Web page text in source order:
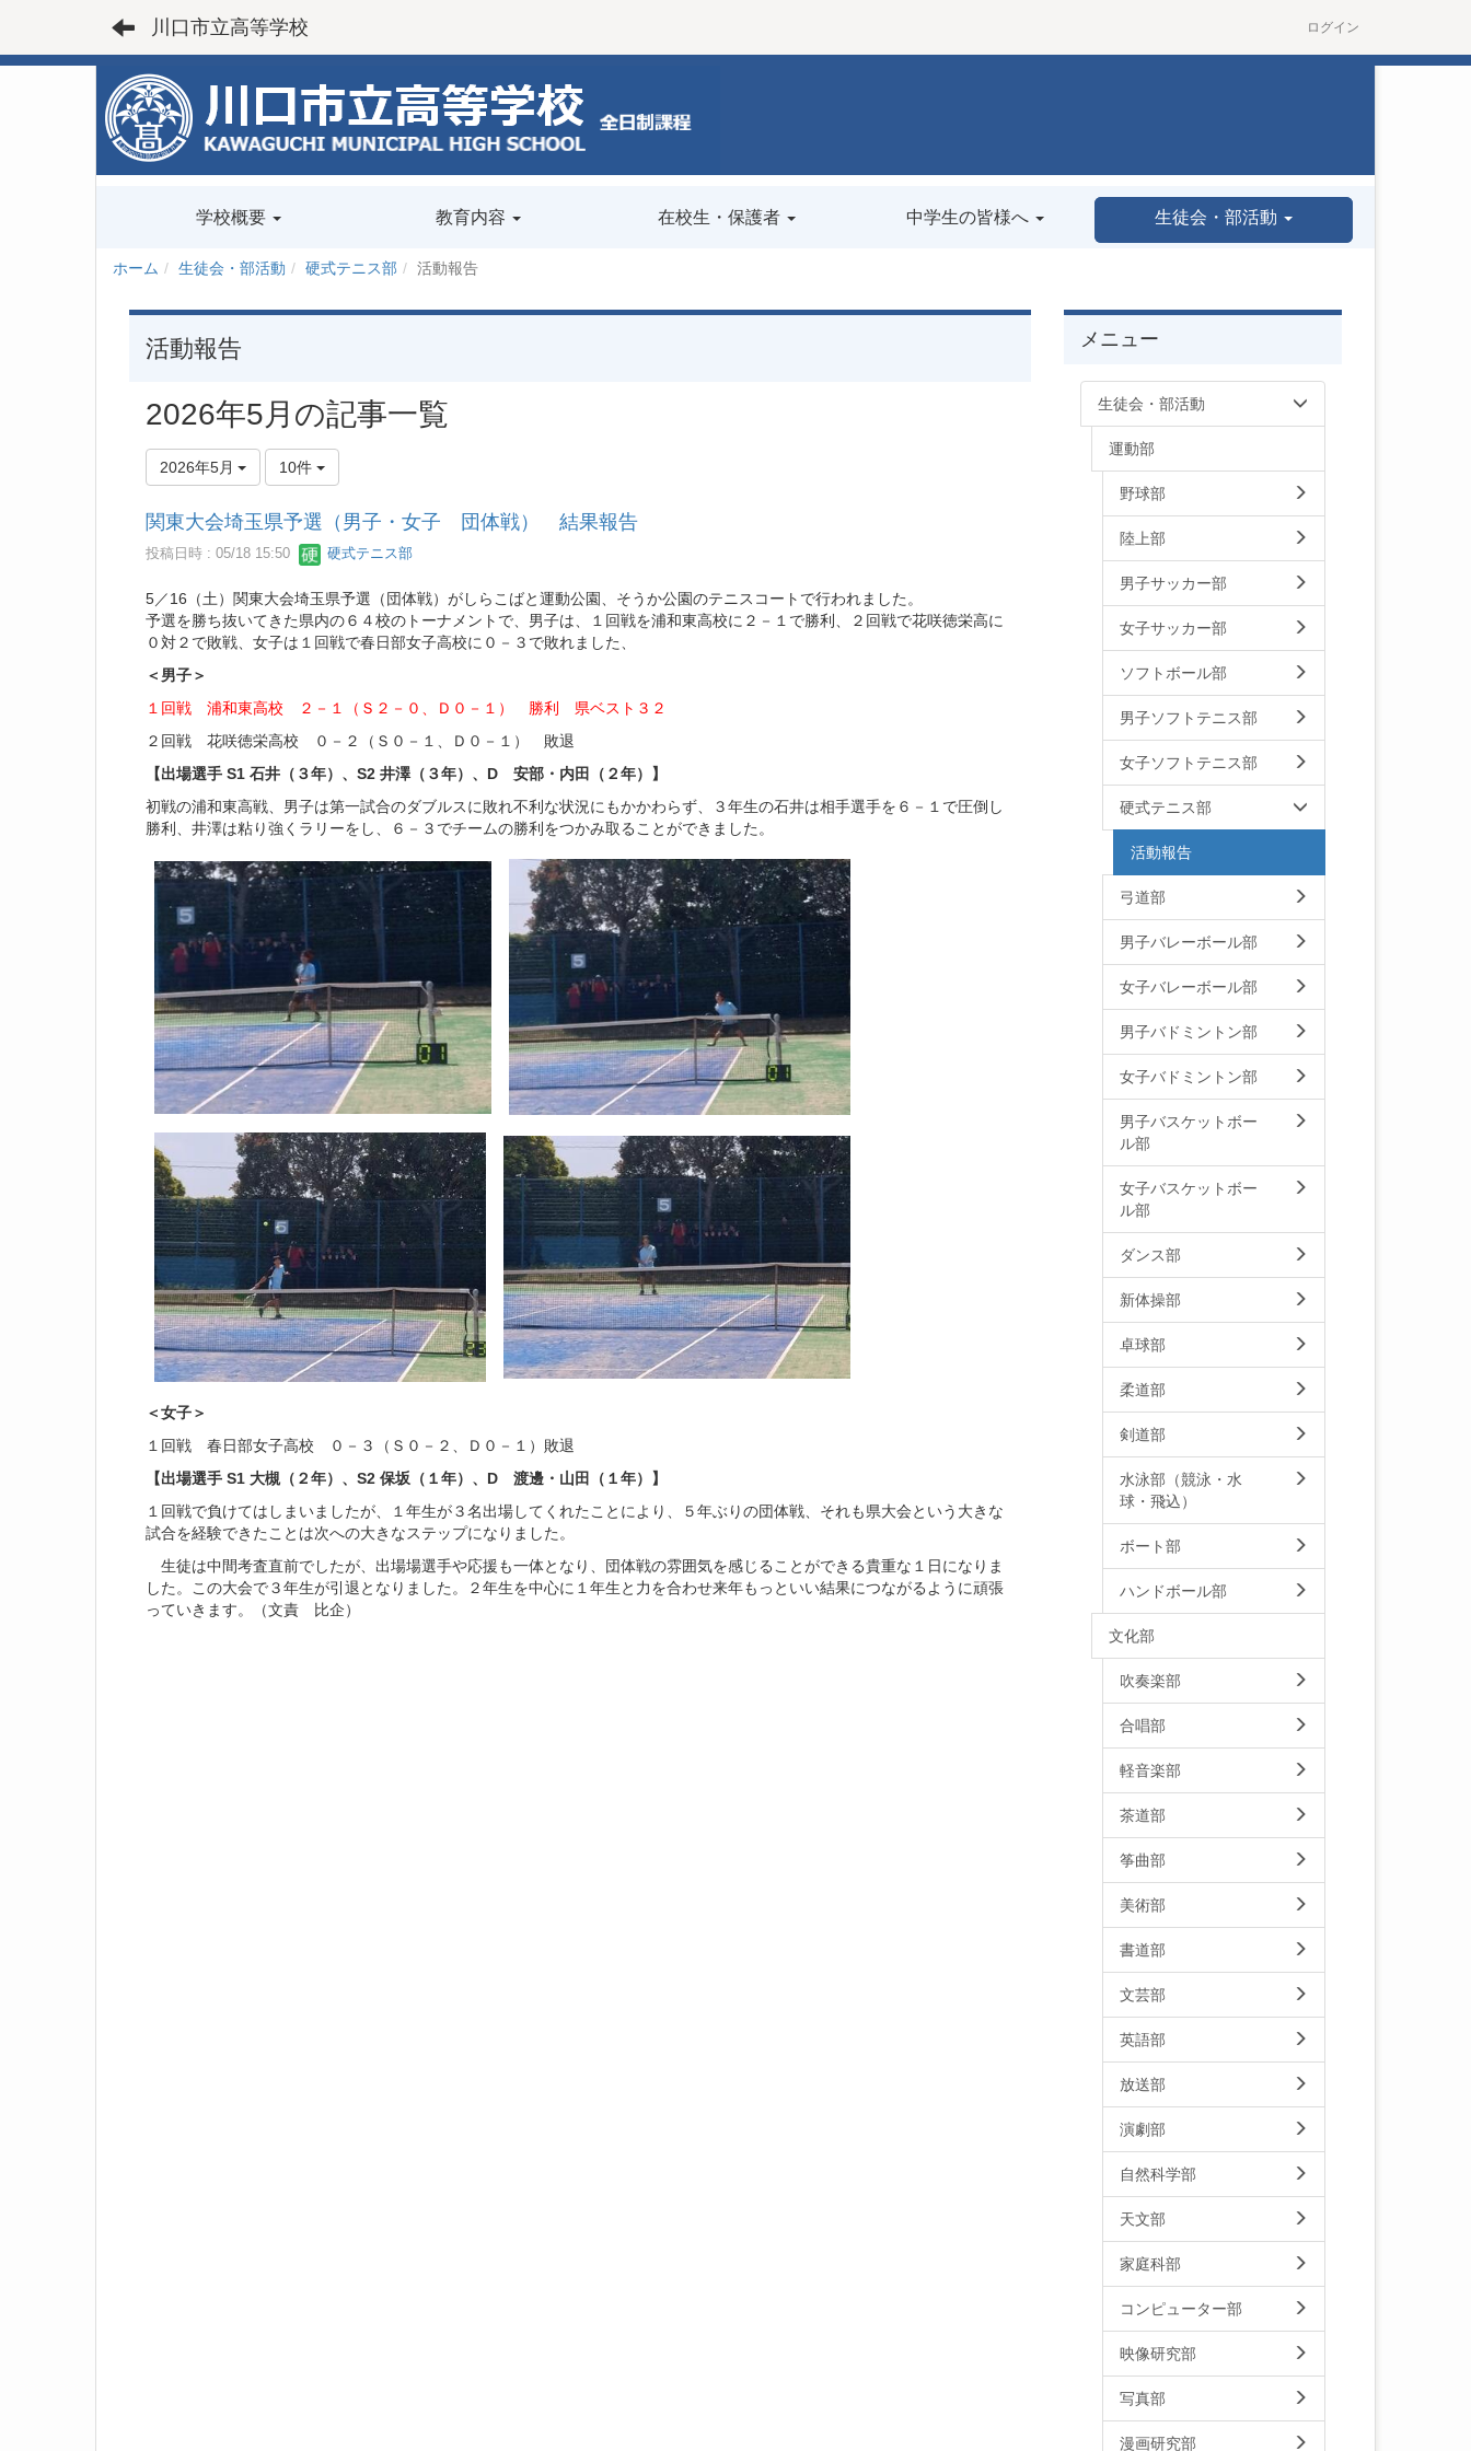
川口市立高等学校 ログイン
学校概要 教育内容 在校生・保護者 中学生の皆様へ 生徒会・部活動
ホーム 生徒会・部活動 硬式テニス部 活動報告
活動報告
2026年5月の記事一覧
2026年5月 10件
関東大会埼玉県予選（男子・女子 団体戦） 結果報告
投稿日時 : 05/18 15:50 硬式テニス部
5／16（土）関東大会埼玉県予選（団体戦）がしらこばと運動公園、そうか公園のテニスコートで行われました。
予選を勝ち抜いてきた県内の６４校のトーナメントで、男子は、１回戦を浦和東高校に２－１で勝利、２回戦で花咲徳栄高に
０対２で敗戦、女子は１回戦で春日部女子高校に０－３で敗れました、
＜男子＞
１回戦 浦和東高校 ２－１（Ｓ２－０、Ｄ０－１） 勝利 県ベスト３２
２回戦 花咲徳栄高校 ０－２（Ｓ０－１、Ｄ０－１） 敗退
【出場選手 S1 石井（３年）、S2 井澤（３年）、D 安部・内田（２年）】
初戦の浦和東高戦、男子は第一試合のダブルスに敗れ不利な状況にもかかわらず、３年生の石井は相手選手を６－１で圧倒し
勝利、井澤は粘り強くラリーをし、６－３でチームの勝利をつかみ取ることができました。
＜女子＞
１回戦 春日部女子高校 ０－３（Ｓ０－２、Ｄ０－１）敗退
【出場選手 S1 大槻（２年）、S2 保坂（１年）、D 渡邊・山田（１年）】
１回戦で負けてはしまいましたが、１年生が３名出場してくれたことにより、５年ぶりの団体戦、それも県大会という大きな
試合を経験できたことは次への大きなステップになりました。
生徒は中間考査直前でしたが、出場場選手や応援も一体となり、団体戦の雰囲気を感じることができる貴重な１日になりま
した。この大会で３年生が引退となりました。２年生を中心に１年生と力を合わせ来年もっといい結果につながるように頑張
っていきます。（文責 比企）
メニュー
生徒会・部活動
運動部
野球部
陸上部
男子サッカー部
女子サッカー部
ソフトボール部
男子ソフトテニス部
女子ソフトテニス部
硬式テニス部
活動報告
弓道部
男子バレーボール部
女子バレーボール部
男子バドミントン部
女子バドミントン部
男子バスケットボー
ル部
女子バスケットボー
ル部
ダンス部
新体操部
卓球部
柔道部
剣道部
水泳部（競泳・水
球・飛込）
ボート部
ハンドボール部
文化部
吹奏楽部
合唱部
軽音楽部
茶道部
筝曲部
美術部
書道部
文芸部
英語部
放送部
演劇部
自然科学部
天文部
家庭科部
コンピューター部
映像研究部
写真部
漫画研究部